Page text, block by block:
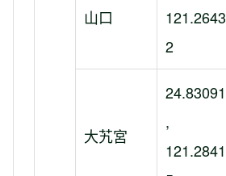
山口
121.2643
2
大艽宮
24.83091
,
121.2841